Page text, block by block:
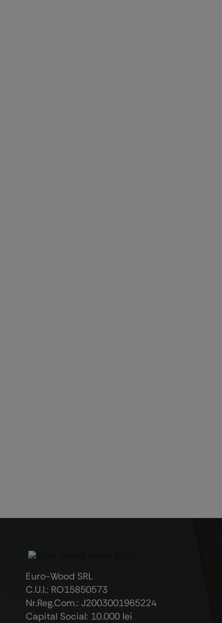
Euro-Wood SRL
C.U.I.: RO15850573
Nr.Reg.Com.: J2003001965224
Capital Social: 10.000 lei